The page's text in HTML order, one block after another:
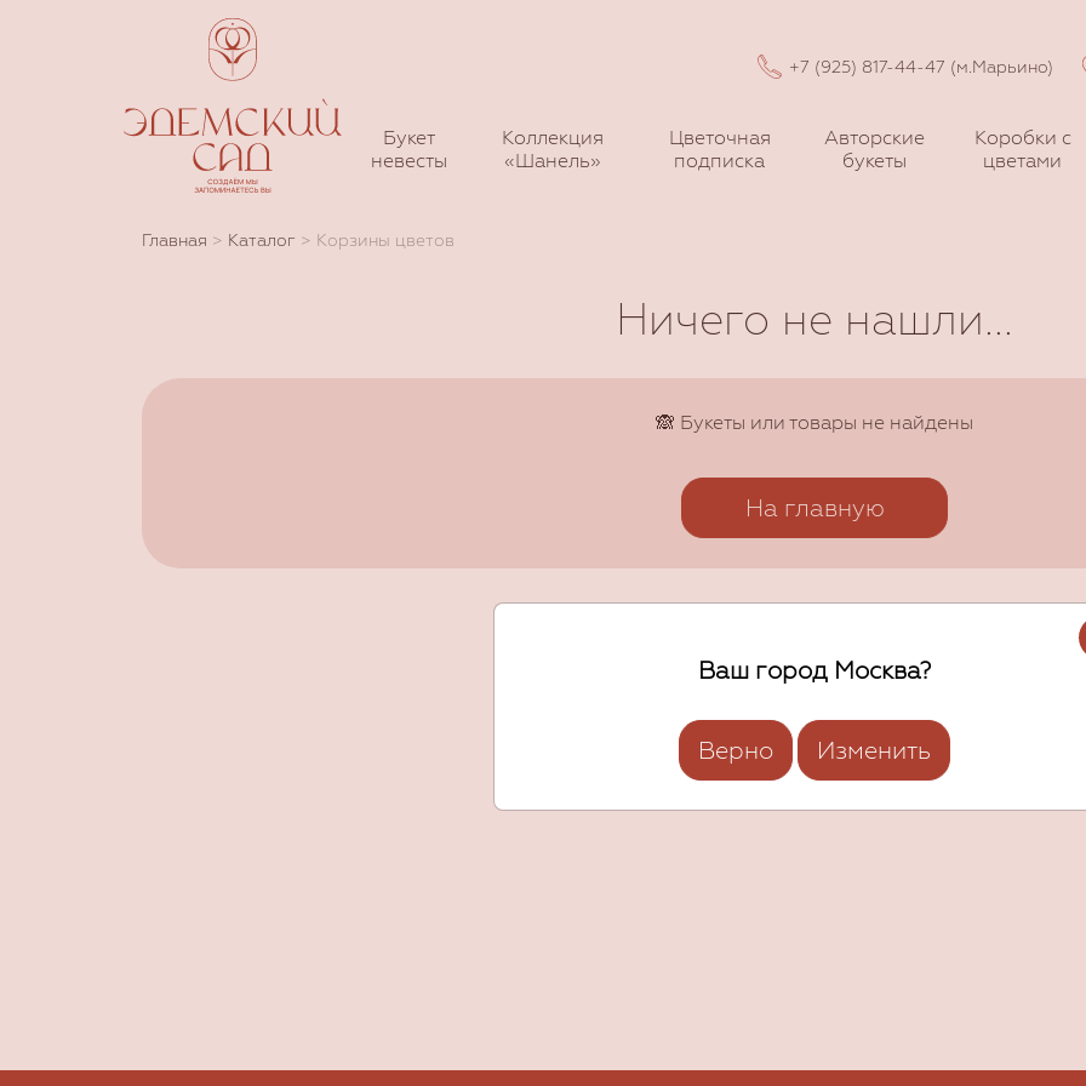
+7 (925) 817-44-47 (м.Марьино)
Букет
невесты
Коллекция
«Шанель»
Цветочная
подписка
Авторские
букеты
Коробки с
цветами
Главная > Каталог > Корзины цветов
Ничего не нашли...
🙈 Букеты или товары не найдены
На главную
Ваш город Москва?
Верно Изменить